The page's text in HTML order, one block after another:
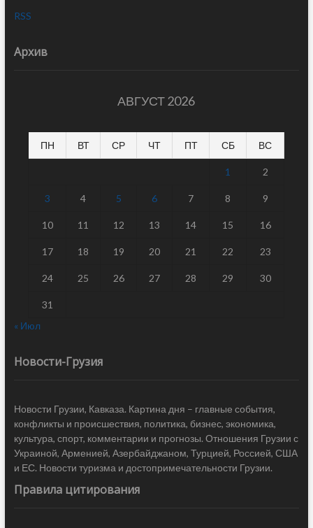
RSS
Архив
АВГУСТ 2026
ПН ВТ СР ЧТ ПТ СБ ВС
1 2
3 4 5 6 7 8 9
10 11 12 13 14 15 16
17 18 19 20 21 22 23
24 25 26 27 28 29 30
31
« Июл
Новости-Грузия
Новости Грузии, Кавказа. Картина дня – главные события,
конфликты и происшествия, политика, бизнес, экономика,
культура, спорт, комментарии и прогнозы. Отношения Грузии с
Украиной, Арменией, Азербайджаном, Турцией, Россией, США
и ЕС. Новости туризма и достопримечательности Грузии.
Правила цитирования